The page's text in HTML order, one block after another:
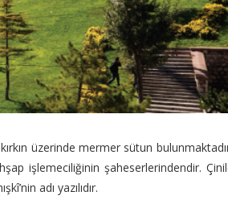
üzerinde mermer sütun
işlemeciliğinin şaheserlerindendir.
adı yazılıdır.